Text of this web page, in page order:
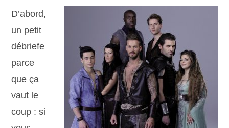
D’abord,
un petit
débriefe
parce
que ça
vaut le
coup : si